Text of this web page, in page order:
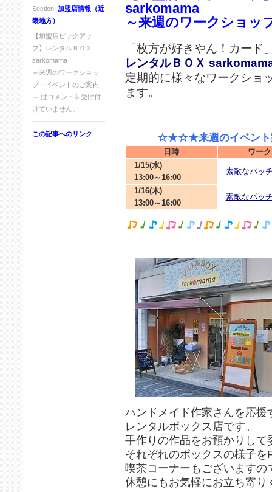
Section: 加盟店情報（近
畿地方）
【加盟店ピックアッ
プ】レンタルＢＯＸ
sarkomama
～来週のワークショッ
プ・イベントのご案内
～ は コメントを受け付
けていません。
この記事へのリンク
sarkomama
～来週のワークショッ
「枚方が好きやん！カード
レンタルＢＯＸ
定期的に様々なワークショ
ます。
☆★☆★来週のイベン
日時
ワー
1/15(水)
13:00～16:00
素敵なパッ
1/16(木)
13:00～16:00
素敵なパッ
ハンドメイド作家さんを応援
レンタルボックス店です。
手作りの作品をお預かりして
それぞれのボックスの様子
喫茶コーナーもございますの
休憩にもお気軽にお立ち寄り